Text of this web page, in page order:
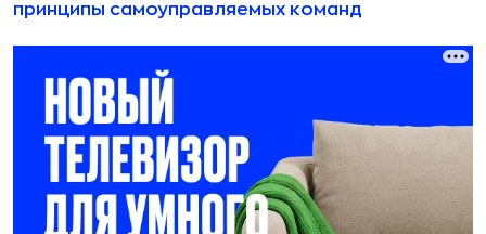
принципы самоуправляемых команд